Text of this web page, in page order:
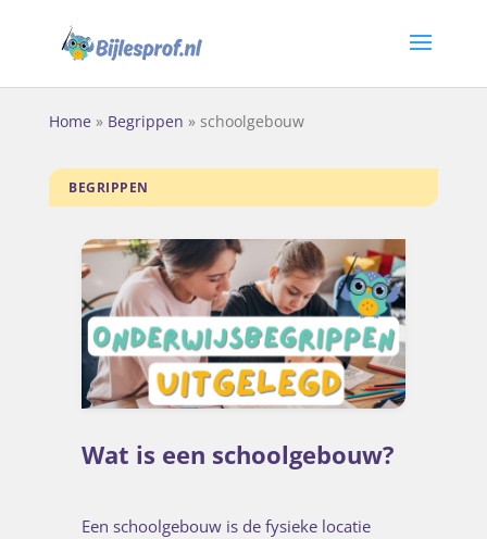
Home » Begrippen » schoolgebouw
BEGRIPPEN
Wat is een schoolgebouw?
Een schoolgebouw is de fysieke locatie